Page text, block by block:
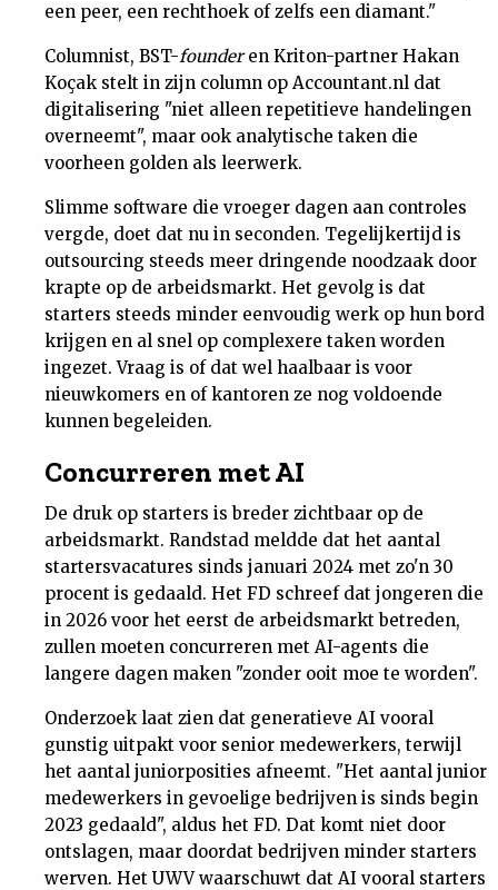
een peer, een rechthoek of zelfs een diamant."
Columnist, BST-founderen Kriton-partner Hakan
Koçak stelt in zijn column op Accountant.nl dat
digitalisering "niet alleen repetitieve handelingen
overneemt", maar ook analytische taken die
voorheen golden als leerwerk.
Slimme software die vroeger dagen aan controles
vergde, doet dat nu in seconden. Tegelijkertijd is
outsourcing steeds meer dringende noodzaak door
krapte op de arbeidsmarkt. Het gevolg is dat
starters steeds minder eenvoudig werk op hun bord
krijgen en al snel op complexere taken worden
ingezet. Vraag is of dat wel haalbaar is voor
nieuwkomers en of kantoren ze nog voldoende
kunnen begeleiden.
Concurreren met AI
De druk op starters is breder zichtbaar op de
arbeidsmarkt. Randstad meldde dat het aantal
startersvacatures sinds januari 2024 met zo'n 30
procent is gedaald. Het FD schreef dat jongeren die
in 2026 voor het eerst de arbeidsmarkt betreden,
zullen moeten concurreren met AI-agents die
langere dagen maken "zonder ooit moe te worden".
Onderzoek laat zien dat generatieve AI vooral
gunstig uitpakt voor senior medewerkers, terwijl
het aantal juniorposities afneemt. "Het aantal junior
medewerkers in gevoelige bedrijven is sinds begin
2023 gedaald", aldus het FD. Dat komt niet door
ontslagen, maar doordat bedrijven minder starters
werven. Het UWV waarschuwt dat AI vooral starters